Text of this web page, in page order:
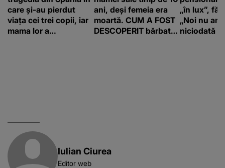
care și-au pierdut
viața cei trei copii, iar
mama lor a…
ani, deși femeia era
moartă. CUM A FOST
DESCOPERIT bărbatul
„în lux”,
„Noi nu
niciodată
Iulian Ciurea
Editor web